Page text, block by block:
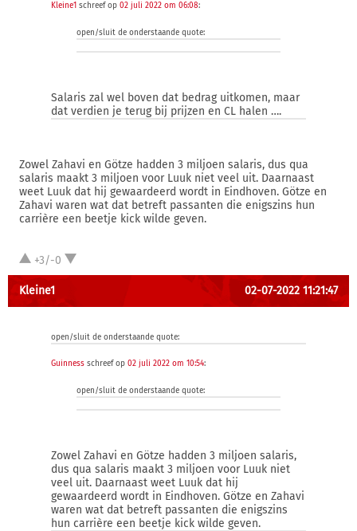
Kleine1 schreef op 02 juli 2022 om 06:08:
open/sluit de onderstaande quote:
Salaris zal wel boven dat bedrag uitkomen, maar
dat verdien je terug bij prijzen en CL halen ….
Zowel Zahavi en Götze hadden 3 miljoen salaris, dus qua
salaris maakt 3 miljoen voor Luuk niet veel uit. Daarnaast
weet Luuk dat hij gewaardeerd wordt in Eindhoven. Götze en
Zahavi waren wat dat betreft passanten die enigszins hun
carrière een beetje kick wilde geven.
+3/-0
Kleine1 02-07-2022 11:21:47
open/sluit de onderstaande quote:
Guinness schreef op 02 juli 2022 om 10:54:
open/sluit de onderstaande quote:
Zowel Zahavi en Götze hadden 3 miljoen salaris,
dus qua salaris maakt 3 miljoen voor Luuk niet
veel uit. Daarnaast weet Luuk dat hij
gewaardeerd wordt in Eindhoven. Götze en Zahavi
waren wat dat betreft passanten die enigszins
hun carrière een beetje kick wilde geven.